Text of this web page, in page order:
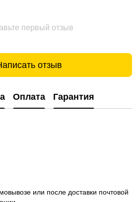
первый отзыв
отзыв
Оплата Гарантия
или после доставки почтовой